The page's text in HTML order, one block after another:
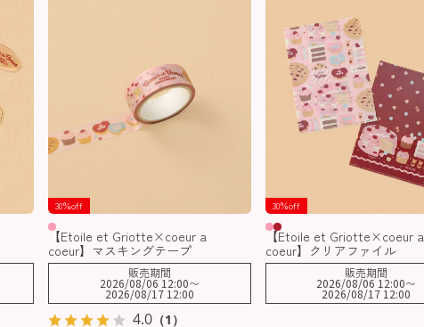
30％off
【Etoile et Griotte×coeur a
coeur】マスキングテープ
4.0 （1）
販売期間
2026/08/06 12:00〜
2026/08/17 12:00
30％off
【Etoile et Griotte×coeur a
coeur】クリアファイル
販売期間
2026/08/06 12:00〜
2026/08/17 12:00